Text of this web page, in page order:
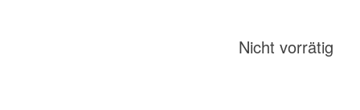
Nicht vorrätig